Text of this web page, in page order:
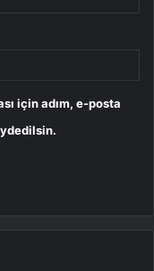
için adım, e-posta